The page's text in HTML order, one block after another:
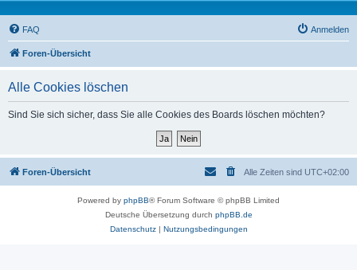
FAQ Anmelden
Foren-Übersicht
Alle Cookies löschen
Sind Sie sich sicher, dass Sie alle Cookies des Boards löschen möchten?
Foren-Übersicht Alle Zeiten sind UTC+02:00
Powered by phpBB® Forum Software © phpBB Limited
Deutsche Übersetzung durch phpBB.de
Datenschutz| Nutzungsbedingungen